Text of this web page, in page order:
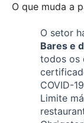
O que muda a
O setor
Bares e
todos os
COVID-
Limite